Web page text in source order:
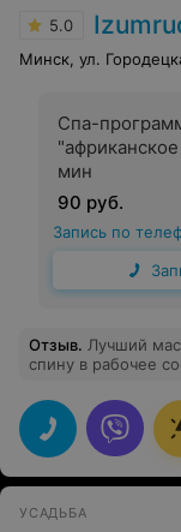
5.0
Минск, ул.
Спа-
мин
90 руб.
Запись по
Отзыв. Лучший
спину в рабочее
УСАДЬБА